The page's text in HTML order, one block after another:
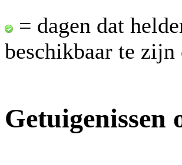
= dagen dat
beschikbaar te zijn
Getuigenissen